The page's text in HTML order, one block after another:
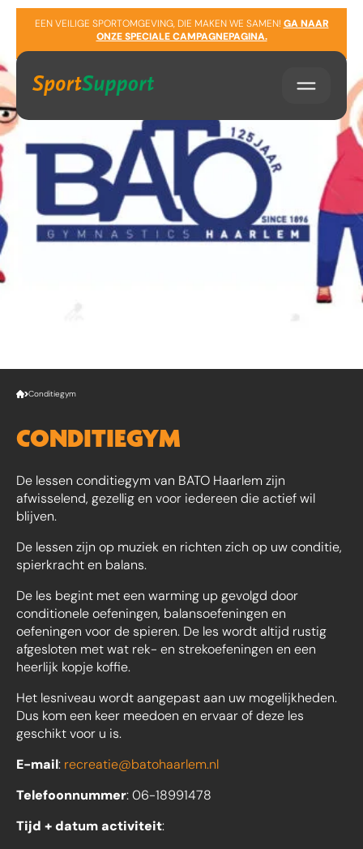
Sla navigatie over
EEN VEILIGE SPORTOMGEVING, DIE MAKEN WE SAMEN! GA NAAR
ONZE SPECIALE CAMPAGNEPAGINA.
Conditiegym
CONDITIEGYM
De lessen conditiegym van BATO Haarlem zijn
afwisselend, gezellig en voor iedereen die actief wil
blijven.
De lessen zijn op muziek en richten zich op uw conditie,
spierkracht en balans.
De les begint met een warming up gevolgd door
conditionele oefeningen, balansoefeningen en
oefeningen voor de spieren. De les wordt altijd rustig
afgesloten met wat rek- en strekoefeningen en een
heerlijk kopje koffie.
Het lesniveau wordt aangepast aan uw mogelijkheden.
Dus kom een keer meedoen en ervaar of deze les
geschikt voor u is.
E-mail: recreatie@batohaarlem.nl
Telefoonnummer: 06-18991478
Tijd + datum activiteit: